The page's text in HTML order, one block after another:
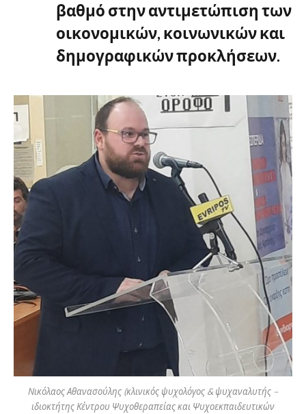
βαθμό στην αντιμετώπιση των
οικονομικών, κοινωνικών και
δημογραφικών προκλήσεων.
Νικόλαος Αθανασούλης (κλινικός ψυχολόγος & ψυχαναλυτής –
ιδιοκτήτης Κέντρου Ψυχοθεραπείας και Ψυχοεκπαιδευτικών